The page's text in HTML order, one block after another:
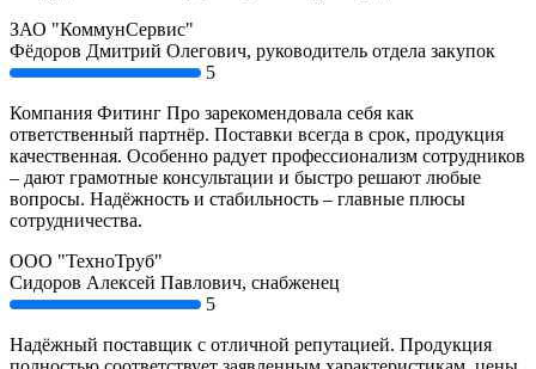
ЗАО "КоммунСервис"
Фёдоров Дмитрий Олегович, руководитель отдела закупок
5
Компания Фитинг Про зарекомендовала себя как
ответственный партнёр. Поставки всегда в срок, продукция
качественная. Особенно радует профессионализм сотрудников
– дают грамотные консультации и быстро решают любые
вопросы. Надёжность и стабильность – главные плюсы
сотрудничества.
ООО "ТехноТруб"
Сидоров Алексей Павлович, снабженец
5
Надёжный поставщик с отличной репутацией. Продукция